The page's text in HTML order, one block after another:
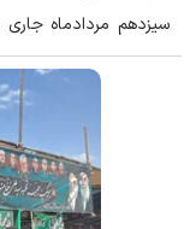
حسینی خدمات اسکان و